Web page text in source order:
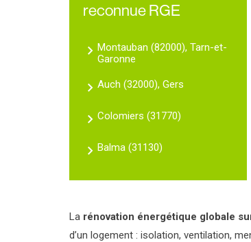
reconnue RGE
Montauban (82000), Tarn-et-
Garonne
Auch (32000), Gers
Colomiers (31770)
Balma (31130)
La rénovation énergétique globale
d’un logement : isolation, ventilation,